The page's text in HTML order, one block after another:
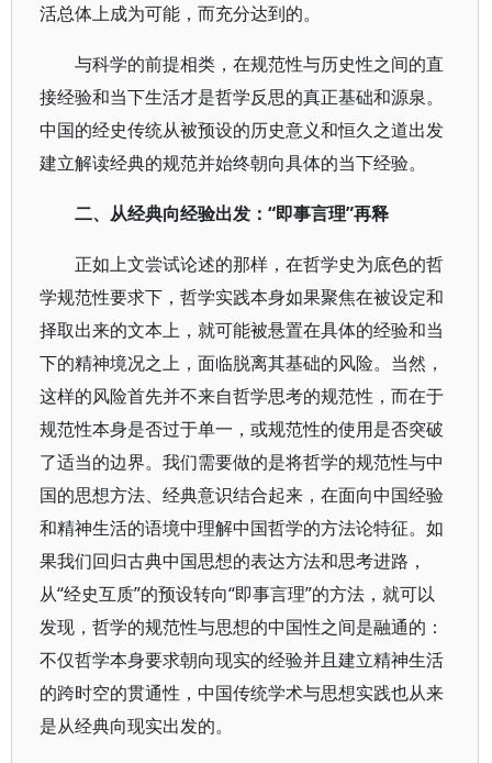
活总体上成为可能，而充分达到的。
与科学的前提相类，在规范性与历史性之间的直
接经验和当下生活才是哲学反思的真正基础和源泉。
中国的经史传统从被预设的历史意义和恒久之道出发
建立解读经典的规范并始终朝向具体的当下经验。
二、从经典向经验出发：“即事言理”再释
正如上文尝试论述的那样，在哲学史为底色的哲
学规范性要求下，哲学实践本身如果聚焦在被设定和
择取出来的文本上，就可能被悬置在具体的经验和当
下的精神境况之上，面临脱离其基础的风险。当然，
这样的风险首先并不来自哲学思考的规范性，而在于
规范性本身是否过于单一，或规范性的使用是否突破
了适当的边界。我们需要做的是将哲学的规范性与中
国的思想方法、经典意识结合起来，在面向中国经验
和精神生活的语境中理解中国哲学的方法论特征。如
果我们回归古典中国思想的表达方法和思考进路，
从“经史互质”的预设转向“即事言理”的方法，就可以
发现，哲学的规范性与思想的中国性之间是融通的：
不仅哲学本身要求朝向现实的经验并且建立精神生活
的跨时空的贯通性，中国传统学术与思想实践也从来
是从经典向现实出发的。